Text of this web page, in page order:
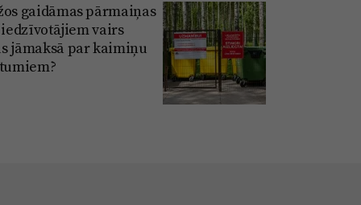
gaidāmas pārmaiņas
vairs
jāmaksā par kaimiņu